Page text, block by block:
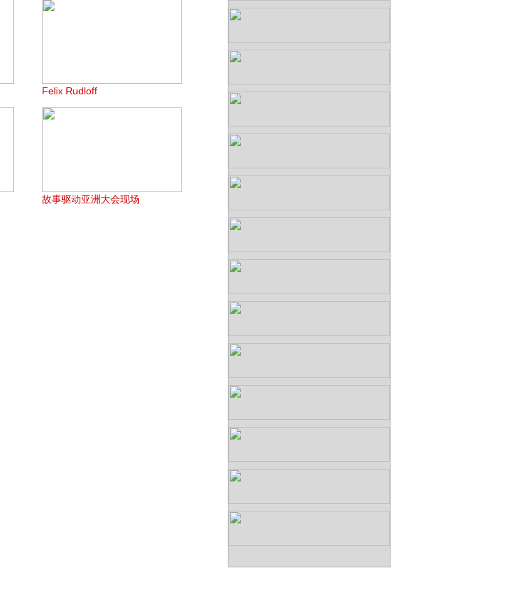
Felix Rudloff
故事驱动亚洲大会现场